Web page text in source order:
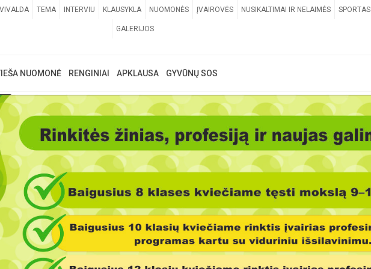
TEMA INTERVIU KLAUSYKLA NUOMONĖS ĮVAIROVĖS NUSIKALTIMAI IR NELAIMĖS SPORTAS
GALERIJOS
NUOMONĖ RENGINIAI APKLAUSA GYVŪNŲ SOS